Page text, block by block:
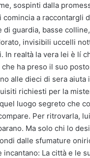
sospinti dalla
a raccontargli
guardia, basse
invisibili uccelli
In realtà la vera lei è lí
che ha preso il suo
alle dieci di sera
richiesti per la
luogo segreto che
Per ritrovarla,
Ma solo chi lo
dalle sfumature
La città e le